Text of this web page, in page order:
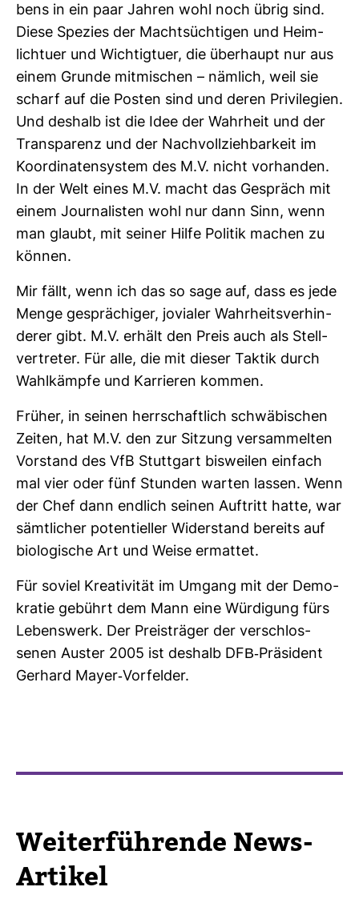
bens in ein paar Jahren wohl noch übrig sind.
Diese Spe­zies der Macht­süch­tigen und Heim­
lich­tuer und Wich­tig­tuer, die über­haupt nur aus
einem Grunde mit­mi­schen – näm­lich, weil sie
scharf auf die Posten sind und deren Pri­vi­le­gien.
Und des­halb ist die Idee der Wahr­heit und der
Trans­pa­renz und der Nach­voll­zieh­bar­keit im
Koor­di­na­ten­system des M.V. nicht vor­handen.
In der Welt eines M.V. macht das Gespräch mit
einem Jour­na­listen wohl nur dann Sinn, wenn
man glaubt, mit seiner Hilfe Politik machen zu
können.
Mir fällt, wenn ich das so sage auf, dass es jede
Menge gesprä­chiger, jovialer Wahr­heits­ver­hin­
derer gibt. M.V. erhält den Preis auch als Stell­
ver­treter. Für alle, die mit dieser Taktik durch
Wahl­kämpfe und Kar­rieren kommen.
Früher, in seinen herr­schaft­lich schwä­bi­schen
Zeiten, hat M.V. den zur Sit­zung ver­sam­melten
Vor­stand des VfB Stutt­gart bis­weilen ein­fach
mal vier oder fünf Stunden warten lassen. Wenn
der Chef dann end­lich seinen Auf­tritt hatte, war
sämt­li­cher poten­ti­eller Wider­stand bereits auf
bio­lo­gi­sche Art und Weise ermattet.
Für soviel Krea­ti­vität im Umgang mit der Demo­
kratie gebührt dem Mann eine Wür­di­gung fürs
Lebens­werk. Der Preis­träger der ver­schlos­
senen Auster 2005 ist des­halb DFB-​Prä­si­dent
Ger­hard Mayer-​Vor­felder.
Wei­ter­füh­rende News-​
Artikel